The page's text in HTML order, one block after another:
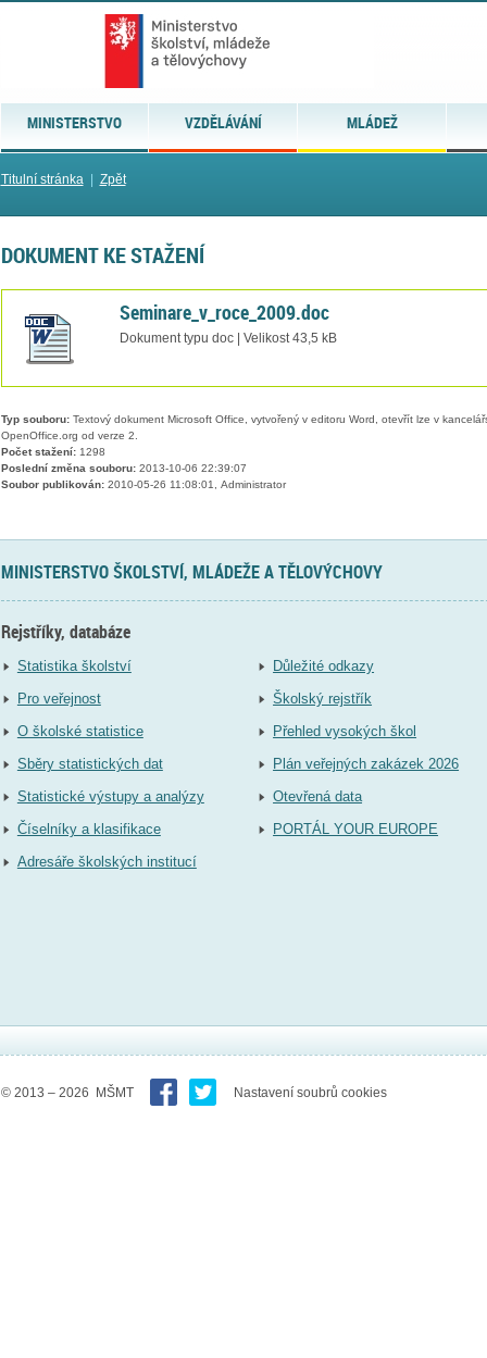
MINISTERSTVO VZDĚLÁVÁNÍ MLÁDEŽ
Titulní stránka| Zpět
DOKUMENT KE STAŽENÍ
Seminare_v_roce_2009.doc
Dokument typu doc | Velikost 43,5 kB
Typ souboru:Textový dokument Microsoft Office, vytvořený v editoru Word, otevřít lze v
OpenOffice.org od verze 2.
Počet stažení:1298
Poslední změna souboru:2013-10-06 22:39:07
Soubor publikován:2010-05-26 11:08:01, Administrator
MINISTERSTVO ŠKOLSTVÍ, MLÁDEŽE A TĚLOVÝCHOVY
Rejstříky, databáze
Statistika školství
Pro veřejnost
O školské statistice
Sběry statistických dat
Statistické výstupy a analýzy
Číselníky a klasifikace
Adresáře školských institucí
Důležité odkazy
Školský rejstřík
Přehled vysokých škol
Plán veřejných zakázek 2026
Otevřená data
PORTÁL YOUR EUROPE
© 2013 – 2026 MŠMT Nastavení soubrů cookies